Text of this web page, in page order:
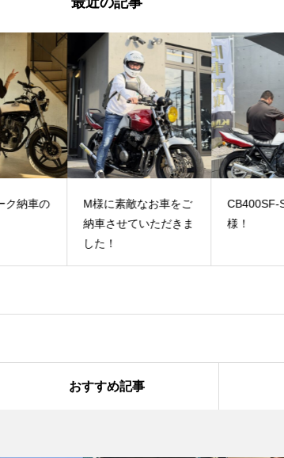
素敵なお車をご
せていただきま
CB400SF-S納車のA
様！
Ｃ
おすすめ記事